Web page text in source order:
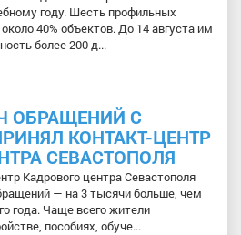
году. Шесть профильных
40% объектов. До 14 августа им
более 200 д...
ОБРАЩЕНИЙ С
КОНТАКТ-ЦЕНТР
СЕВАСТОПОЛЯ
Кадрового центра Севастополя
— на 3 тысячи больше, чем
года. Чаще всего жители
пособиях, обуче...